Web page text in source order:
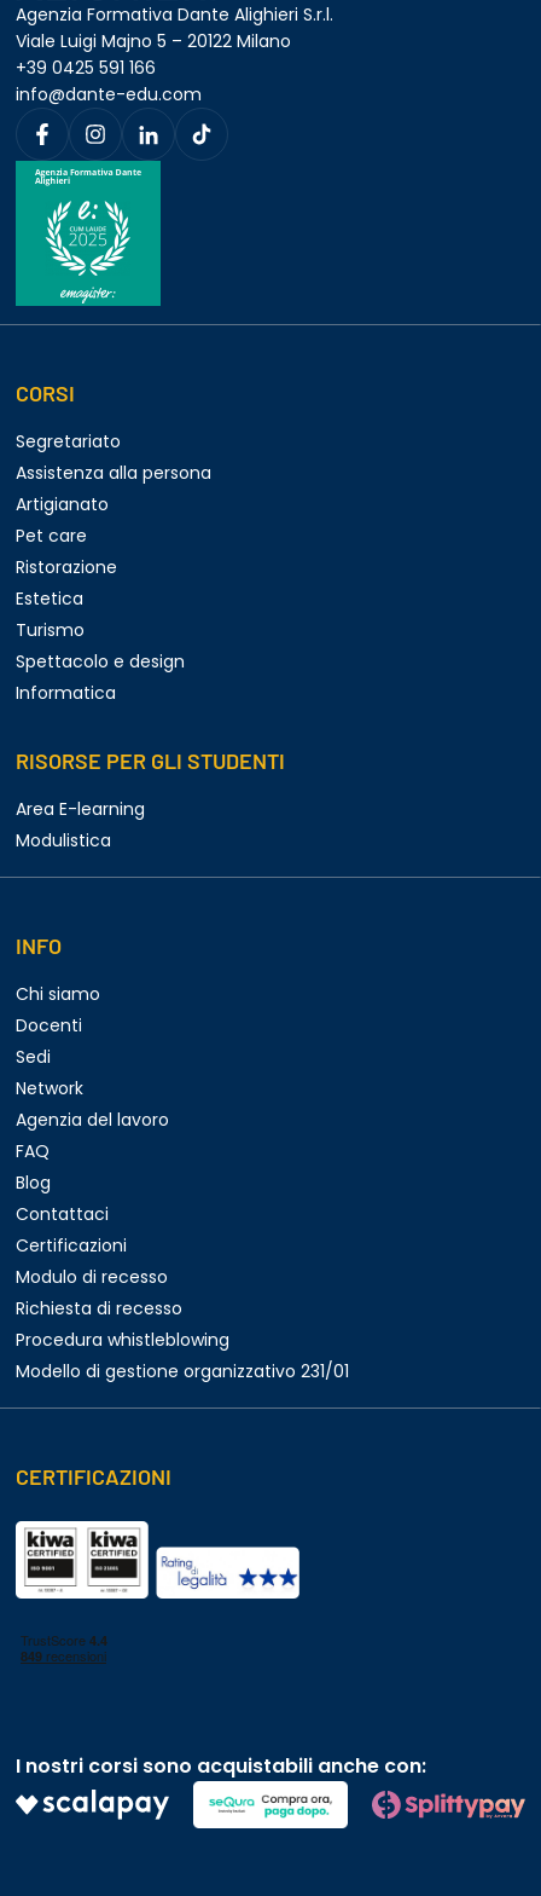
Agenzia Formativa Dante Alighieri S.r.l.
Viale Luigi Majno 5 – 20122 Milano
+39 0425 591 166
info@dante-edu.com
CORSI
Segretariato
Assistenza alla persona
Artigianato
Pet care
Ristorazione
Estetica
Turismo
Spettacolo e design
Informatica
RISORSE PER GLI STUDENTI
Area E-learning
Modulistica
INFO
Chi siamo
Docenti
Sedi
Network
Agenzia del lavoro
FAQ
Blog
Contattaci
Certificazioni
Modulo di recesso
Richiesta di recesso
Procedura whistleblowing
Modello di gestione organizzativo 231/01
CERTIFICAZIONI
I nostri corsi sono acquistabili anche con: